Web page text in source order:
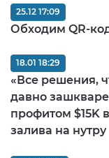
Обходим QR-
25.12 17:09
«Все решения,
давно
профитом $15K
залива на нутру
18.01 18:29